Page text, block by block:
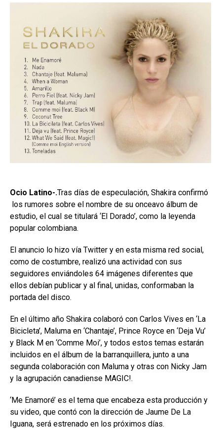
Ocio Latino-.Tras días de especulación, Shakira confirmó
los rumores sobre el nombre de su onceavo álbum de
estudio, el cual se titulará ‘El Dorado’, como la leyenda
popular colombiana.
El anuncio lo hizo vía Twitter y en esta misma red social,
como de costumbre, realizó una actividad con sus
seguidores enviándoles 64 imágenes diferentes que
ellos debían publicar y al final, unidas, conformaban la
portada del disco.
En el último año Shakira colaboró con Carlos Vives en ‘La
Bicicleta’, Maluma en ‘Chantaje’, Prince Royce en ‘Deja Vu’
y Black M en ‘Comme Moi’, y todos estos temas estarán
incluidos en el álbum de la barranquillera, junto a una
segunda colaboración con Maluma y otras con Nicky Jam
y la agrupación canadiense MAGIC!.
‘Me Enamoré’ es el tema que encabeza esta producción y
su video, que contó con la dirección de Jaume De La
Iguana, será estrenado en los próximos días.